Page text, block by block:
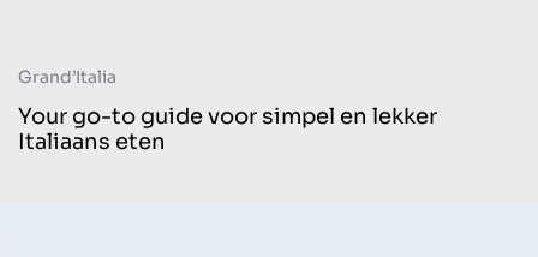
Website
Grand’Italia
Your go-to guide voor simpel en lekker
Italiaans eten